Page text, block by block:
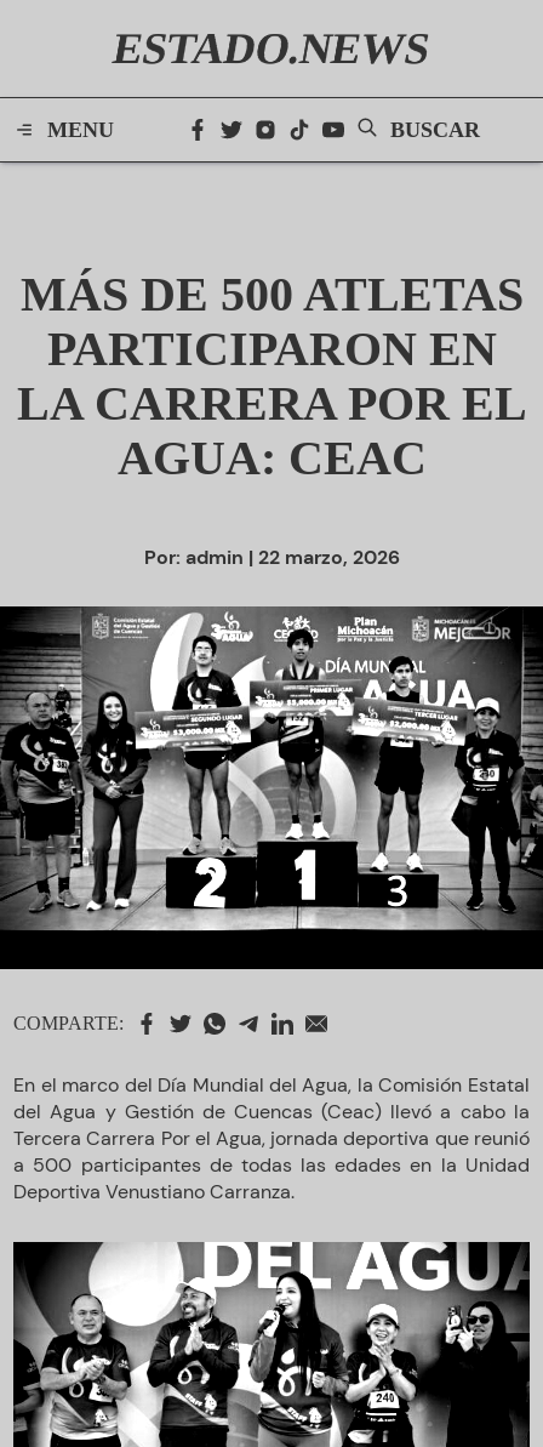
ESTADO.NEWS
MENU BUSCAR
MÁS DE 500 ATLETAS
PARTICIPARON EN
LA CARRERA POR EL
AGUA: CEAC
Por: admin | 22 marzo, 2026
COMPARTE:
En el marco del Día Mundial del Agua, la Comisión Estatal
del Agua y Gestión de Cuencas (Ceac) llevó a cabo la
Tercera Carrera Por el Agua, jornada deportiva que reunió
a 500 participantes de todas las edades en la Unidad
Deportiva Venustiano Carranza.